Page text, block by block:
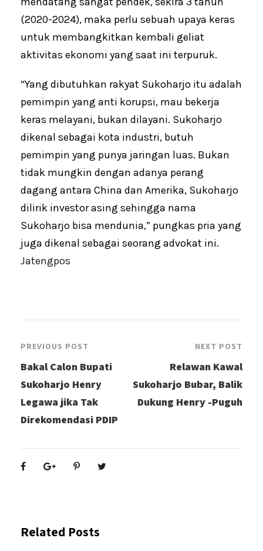
(2020-2024), maka perlu sebuah upaya keras
untuk membangkitkan kembali geliat
aktivitas ekonomi yang saat ini terpuruk.
“Yang dibutuhkan rakyat Sukoharjo itu adalah
pemimpin yang anti korupsi, mau bekerja
keras melayani, bukan dilayani. Sukoharjo
dikenal sebagai kota industri, butuh
pemimpin yang punya jaringan luas. Bukan
tidak mungkin dengan adanya perang
dagang antara China dan Amerika, Sukoharjo
dilirik investor asing sehingga nama
Sukoharjo bisa mendunia,” pungkas pria yang
juga dikenal sebagai seorang advokat ini.
Jatengpos
PREVIOUS POST
Bakal Calon Bupati
Sukoharjo Henry
Legawa jika Tak
Direkomendasi PDIP
NEXT POST
Relawan Kawal
Sukoharjo Bubar, Balik
Dukung Henry -Puguh
Related Posts